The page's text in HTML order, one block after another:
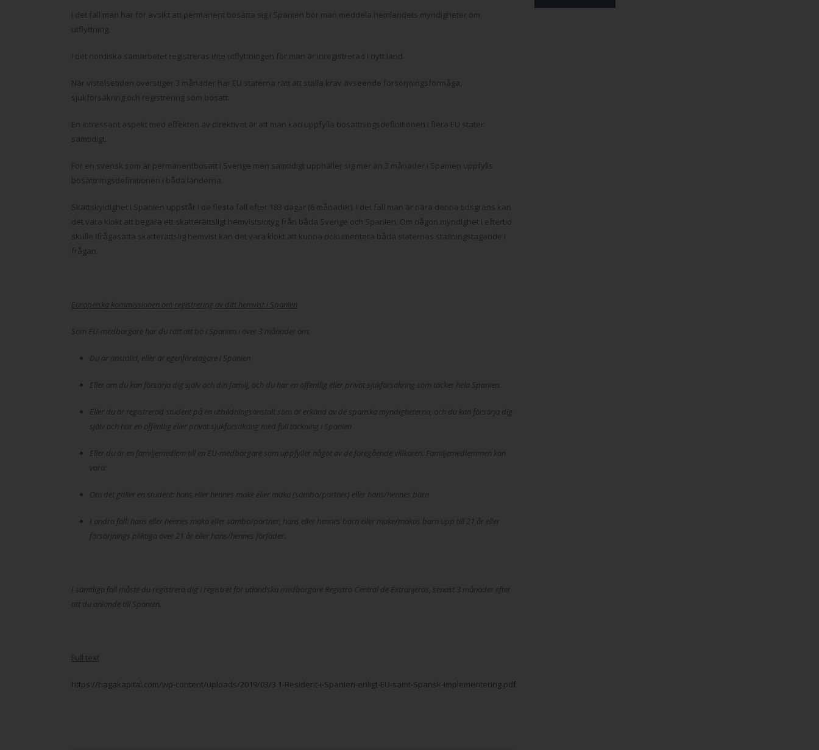
I det fall man har för avsikt att permanent bosätta sig i Spanien bör man meddela hemlandets myndigheter om
utflyttning.
I det nordiska samarbetet registreras inte utflyttningen för man är inregistrerad i nytt land.
När vistelsetiden överstiger 3 månader har EU staterna rätt att ställa krav avseende försörjningsförmåga,
sjukförsäkring och registrering som bosatt.
En intressant aspekt med effekten av direktivet är att man kan uppfylla bosättningsdefinitionen i flera EU stater
samtidigt.
För en svensk som är permanentbosatt i Sverige men samtidigt upphäller sig mer än 3 månader i Spanien uppfylls
bosättningsdefinitionen i båda länderna.
Skattskyldighet i Spanien uppstår i de flesta fall efter 183 dagar (6 månader). I det fall man är nära denna tidsgräns kan
det vara klokt att begära ett skatterättsligt hemvistsintyg från båda Sverige och Spanien. Om någon myndighet i eftertid
skulle ifrågasätta skatterättslig hemvist kan det vara klokt att kunna dokumentera båda staternas ställningstagande i
frågan.
Europeiska kommissionen om registrering av ditt hemvist i Spanien
Som EU-medborgare har du rätt att bo i Spanien i över 3 månader om:
Du är anställd, eller är egenföretagare i Spanien
Eller om du kan försörja dig själv och din familj, och du har en offentlig eller privat sjukförsäkring som täcker hela Spanien.
Eller du är registrerad student på en utbildningsanstalt som är erkänd av de spanska myndigheterna, och du kan försörja dig
själv och har en offentlig eller privat sjukförsäkring med full täckning i Spanien
Eller du är en familjemedlem till en EU-medborgare som uppfyller något av de föregående villkoren. Familjemedlemmen kan
vara:
Om det gäller en student: hans eller hennes make eller maka (sambo/partner) eller hans/hennes barn
I andra fall: hans eller hennes maka eller sambo/partner, hans eller hennes barn eller make/makas barn upp till 21 år eller
försörjnings pliktiga över 21 år eller hans/hennes förfäder.
I samtliga fall måste du registrera dig i registret för utländska medborgare Registro Central de Extranjeros, senast 3 månader efter
att du anlände till Spanien.
Full text
https://hagakapital.com/wp-content/uploads/2019/03/3.1-Resident-i-Spanien-enligt-EU-samt-Spansk-implementering.pdf